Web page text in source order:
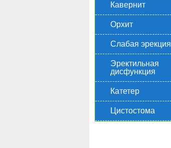
Кавернит
Орхит
Слабая эрекция
Эректильная
дисфункция
Катетер
Цистостома